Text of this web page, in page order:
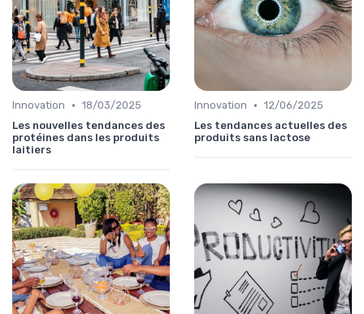
Innovation • 18/03/2025
Les nouvelles tendances des
protéines dans les produits
laitiers
Innovation • 12/06/2025
Les tendances actuelles des
produits sans lactose